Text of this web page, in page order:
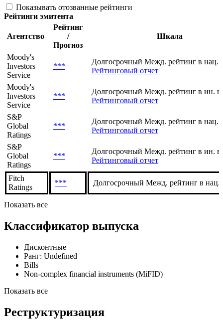
Показывать отозванные рейтинги
Рейтинги эмитента
Агентство
Рейтинг
/
Прогноз
Шкала
Moody's
Investors
Service
***
Долгосрочный Межд. рейтинг в нац.
Рейтинговый отчет
Moody's
Investors
Service
***
Долгосрочный Межд. рейтинг в ин.
Рейтинговый отчет
S&P
Global
Ratings
***
Долгосрочный Межд. рейтинг в нац.
Рейтинговый отчет
S&P
Global
Ratings
***
Долгосрочный Межд. рейтинг в ин.
Рейтинговый отчет
Fitch
Ratings
*** Долгосрочный Межд. рейтинг в нац.
Показать все
Классификатор выпуска
Дисконтные
Ранг: Undefined
Bills
Non-complex financial instruments (MiFID)
Показать все
Реструктуризация